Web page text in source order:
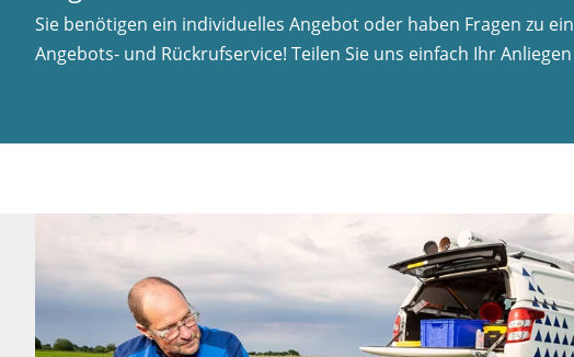
Sie benötigen ein individuelles Angebot oder haben Fragen zu
Angebots- und Rückrufservice! Teilen Sie uns einfach Ihr